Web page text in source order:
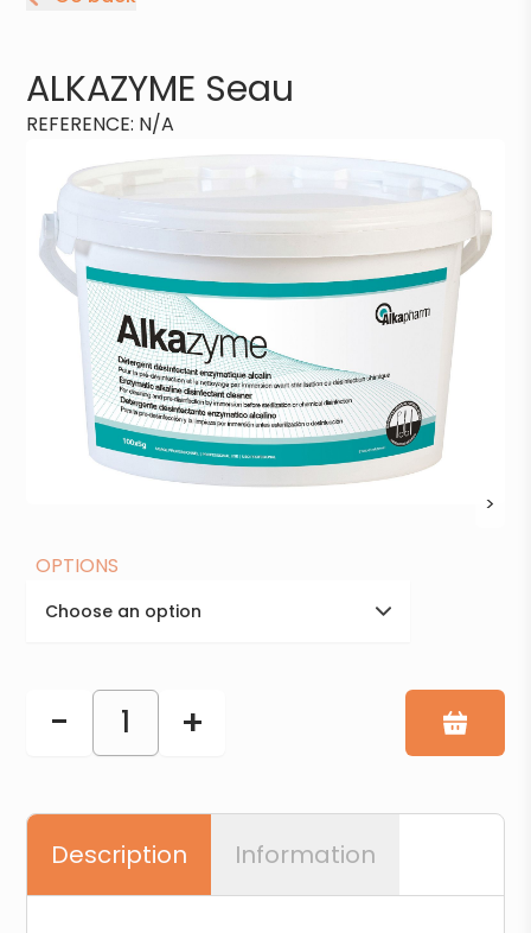
ALKAZYME Seau
REFERENCE: N/A
>
OPTIONS
Choose an option
- 1 +
Description Information